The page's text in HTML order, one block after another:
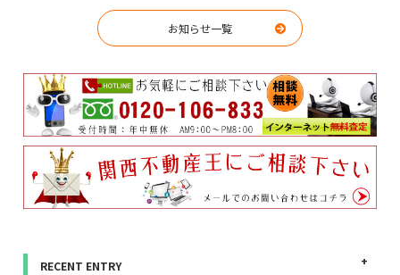
お知らせ一覧
RECENT ENTRY